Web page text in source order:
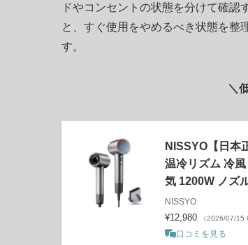
ドやコンセントの状態を分けて確
と、すぐ使用をやめるべき状態を整
す。
＼
NISSYO【日本
温冷リズム 冷
気 1200W ノズ
NISSYO
¥12,980 （2026/07/15
口コミを見る